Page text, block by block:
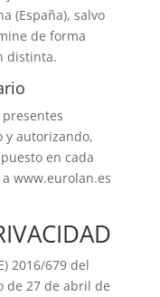
(España), salvo
de forma
distinta.
y autorizando,
en cada
www.eurolan.es
2016/679 del
de 27 de abril de